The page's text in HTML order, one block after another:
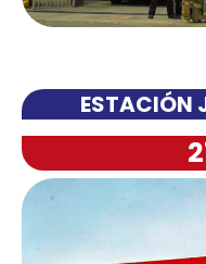
ESTACIÓN